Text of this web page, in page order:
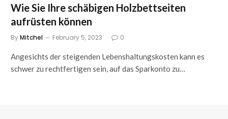
Wie Sie Ihre schäbigen Holzbettseiten
aufrüsten können
ByMitchel February 5, 2023 0
Angesichts der steigenden Lebenshaltungskosten kann es
schwer zu rechtfertigen sein, auf das Sparkonto zu…